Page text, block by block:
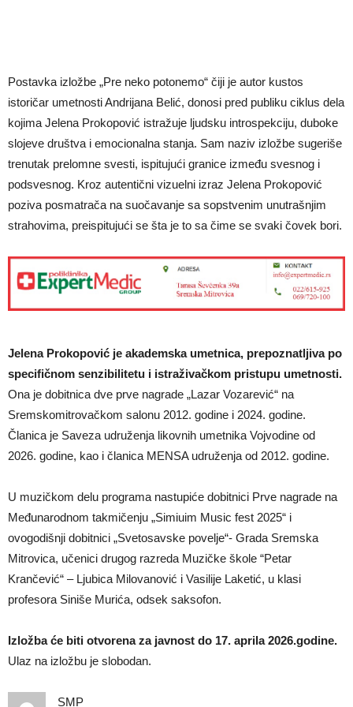
Postavka izložbe „Pre neko potonemo“ čiji je autor kustos
istoričar umetnosti Andrijana Belić, donosi pred publiku ciklus dela
kojima Jelena Prokopović istražuje ljudsku introspekciju, duboke
slojeve društva i emocionalna stanja. Sam naziv izložbe sugeriše
trenutak prelomne svesti, ispitujući granice između svesnog i
podsvesnog. Kroz autentični vizuelni izraz Jelena Prokopović
poziva posmatrača na suočavanje sa sopstvenim unutrašnjim
strahovima, preispitujući se šta je to sa čime se svaki čovek bori.
Jelena Prokopović je akademska umetnica, prepoznatljiva po
specifičnom senzibilitetu i istraživačkom pristupu umetnosti.
Ona je dobitnica dve prve nagrade „Lazar Vozarević“ na
Sremskomitrovačkom salonu 2012. godine i 2024. godine.
Članica je Saveza udruženja likovnih umetnika Vojvodine od
2026. godine, kao i članica MENSA udruženja od 2012. godine.
U muzičkom delu programa nastupiće dobitnici Prve nagrade na
Međunarodnom takmičenju „Simiuim Music fest 2025“ i
ovogodišnji dobitnici „Svetosavske povelje“- Grada Sremska
Mitrovica, učenici drugog razreda Muzičke škole “Petar
Krančević“ – Ljubica Milovanović i Vasilije Laketić, u klasi
profesora Siniše Murića, odsek saksofon.
Izložba će biti otvorena za javnost do 17. aprila 2026.godine.
Ulaz na izložbu je slobodan.
SMP